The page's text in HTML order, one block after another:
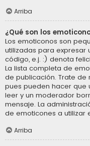
Arriba
¿Qué son los
Los emoticonos son
utilizadas para expresar
código, e.j. :) denota
La lista completa de
de publicación. Trate de
pues pueden hacer que
leer y un moderador
mensaje. La
de emoticones a utilizar
Arriba